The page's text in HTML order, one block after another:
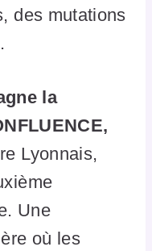
des mutations
la
Lyonnais,
Une
où les